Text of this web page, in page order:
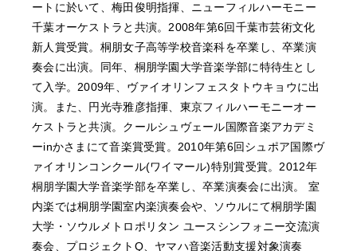
ートに於いて、梅田俊明指揮、ニューフィルハーモニー
千葉オーケストラと共演。2008年第6回千葉市芸術文化
新人賞受賞。桐朋女子高等学校音楽科を卒業し、卒業演
奏会に出演。同年、桐朋学園大学音楽学部に特待生とし
て入学。2009年、ヴァイオリンフェスタトウキョウに出
演。また、円光寺雅彦指揮、東京フィルハーモニーオー
ケストラと共演。クールシュヴェール国際音楽アカデミ
ーinかさまにて音楽賞受賞。2010年第6回シュポア国際ヴ
ァイオリンコンクール(ワイマール)特別賞受賞。2012年
桐朋学園大学音楽学部を卒業し、卒業演奏会に出演。 室
内楽では桐朋学園室内楽演奏会や、ソウルにて桐朋学園
大学・ソウルメトロポリタン ユースシンフォニー交流演
奏会、プロジェクトQ、ヤマハ音楽活動支援対象演奏